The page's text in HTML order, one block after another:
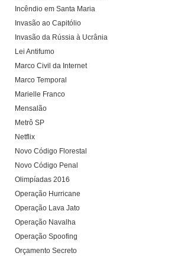
Incêndio em Santa Maria
Invasão ao Capitólio
Invasão da Rússia à Ucrânia
Lei Antifumo
Marco Civil da Internet
Marco Temporal
Marielle Franco
Mensalão
Metrô SP
Netflix
Novo Código Florestal
Novo Código Penal
Olimpíadas 2016
Operação Hurricane
Operação Lava Jato
Operação Navalha
Operação Spoofing
Orçamento Secreto